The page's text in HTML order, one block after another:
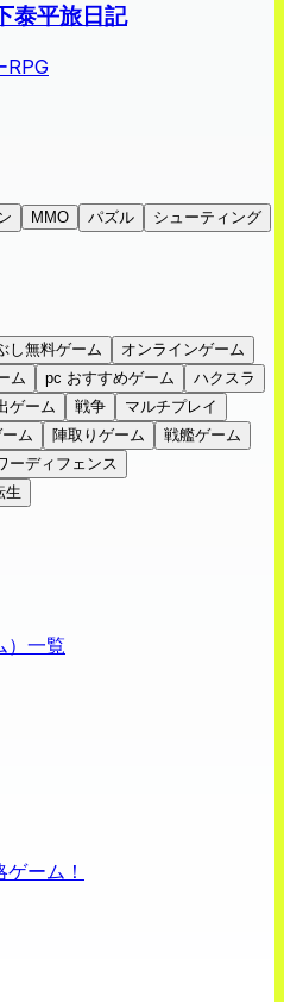
泰平旅日記
RPG
MMO パズル
シューティング
し無料ゲーム
オンラインゲーム
ム pc おすすめゲーム
ハクスラ
ゲーム 戦争
マルチプレイ
ム 陣取りゲーム
戦艦ゲーム
ーディフェンス
生
）一覧
ーム！